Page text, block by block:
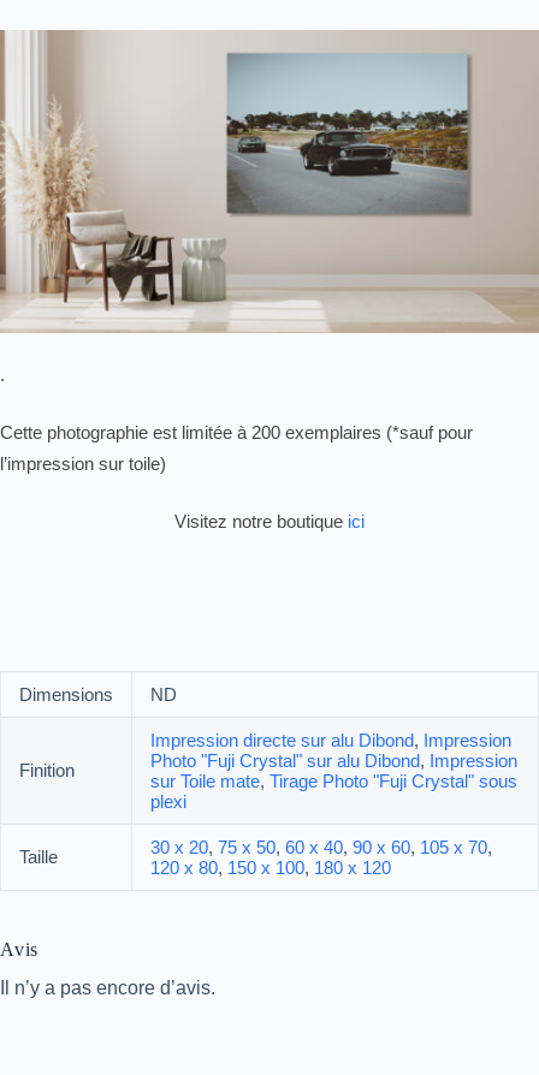
.
Cette photographie est limitée à 200 exemplaires (*sauf pour
l’impression sur toile)
Visitez notre boutique ici
Dimensions ND
Finition
Impression directe sur alu Dibond, Impression
Photo "Fuji Crystal" sur alu Dibond, Impression
sur Toile mate, Tirage Photo "Fuji Crystal" sous
plexi
Taille 30 x 20, 75 x 50, 60 x 40, 90 x 60, 105 x 70,
120 x 80, 150 x 100, 180 x 120
Avis
Il n’y a pas encore d’avis.